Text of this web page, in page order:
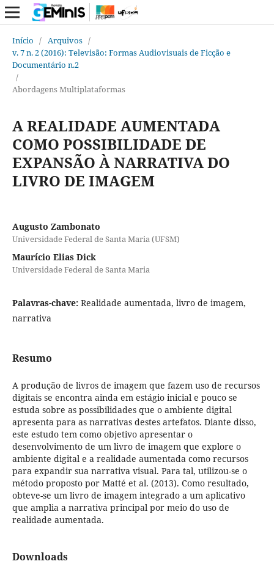
Início / Arquivos /
v. 7 n. 2 (2016): Televisão: Formas Audiovisuais de Ficção e
Documentário n.2
/
Abordagens Multiplataformas
A REALIDADE AUMENTADA
COMO POSSIBILIDADE DE
EXPANSÃO À NARRATIVA DO
LIVRO DE IMAGEM
Augusto Zambonato
Universidade Federal de Santa Maria (UFSM)
Maurício Elias Dick
Universidade Federal de Santa Maria
Palavras-chave: Realidade aumentada, livro de imagem,
narrativa
Resumo
A produção de livros de imagem que fazem uso de recursos
digitais se encontra ainda em estágio inicial e pouco se
estuda sobre as possibilidades que o ambiente digital
apresenta para as narrativas destes artefatos. Diante disso,
este estudo tem como objetivo apresentar o
desenvolvimento de um livro de imagem que explore o
ambiente digital e a realidade aumentada como recursos
para expandir sua narrativa visual. Para tal, utilizou-se o
método proposto por Matté et al. (2013). Como resultado,
obteve-se um livro de imagem integrado a um aplicativo
que amplia a narrativa principal por meio do uso de
realidade aumentada.
Downloads